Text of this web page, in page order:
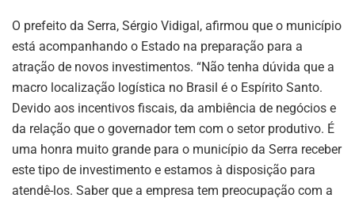
O prefeito da Serra, Sérgio Vidigal, afirmou que o município
está acompanhando o Estado na preparação para a
atração de novos investimentos. “Não tenha dúvida que a
macro localização logística no Brasil é o Espírito Santo.
Devido aos incentivos fiscais, da ambiência de negócios e
da relação que o governador tem com o setor produtivo. É
uma honra muito grande para o município da Serra receber
este tipo de investimento e estamos à disposição para
atendê-los. Saber que a empresa tem preocupação com a